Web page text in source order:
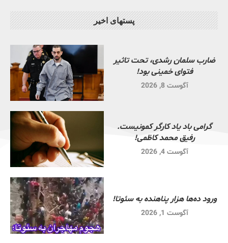
پستهای اخیر
ضارب سلمان رشدی، تحت تاثیر
فتوای خمینی بود!
آگوست 8, 2026
گرامی باد یاد کارگر کمونیست.
رفیق محمد کاظمی!
آگوست 4, 2026
ورود ده‌ها هزار پناهنده به سئوتا!
آگوست 1, 2026